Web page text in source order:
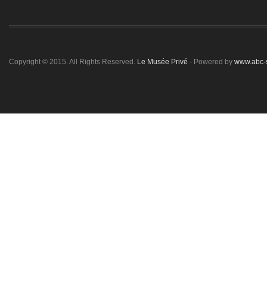
Copyright © 2015. All Rights Reserved. Le Musée Privé - Powered by